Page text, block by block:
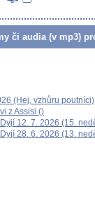
či audia (v mp3)
(Hej, vzhůru poutníci)
z Assisi ()
12. 7. 2026 (15.
28. 6. 2026 (13.